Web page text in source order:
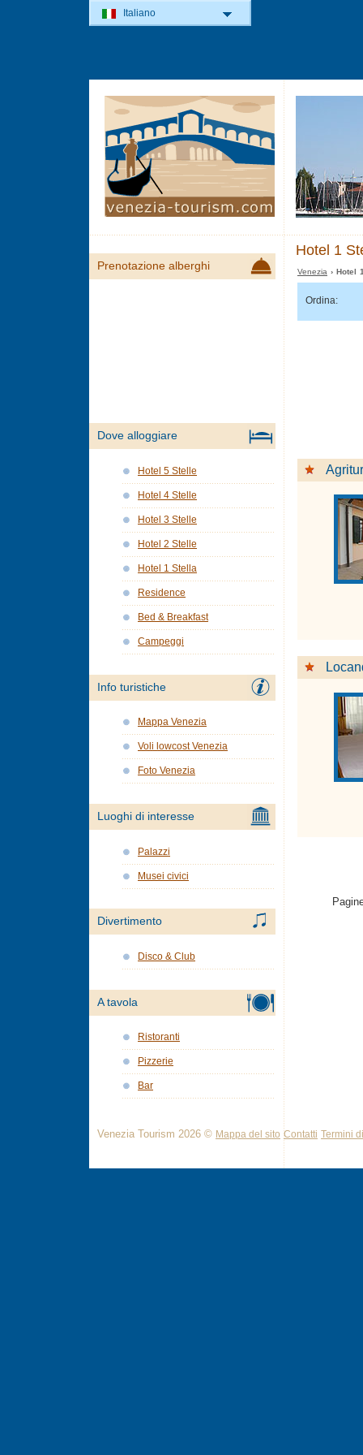
Hotel 1
Venezia › Hotel
Ordina:
Prenotazione alberghi
Dove alloggiare
Hotel 5 Stelle
Hotel 4 Stelle
Hotel 3 Stelle
Hotel 2 Stelle
Hotel 1 Stella
Residence
Bed & Breakfast
Campeggi
Info turistiche
Mappa Venezia
Voli lowcost Venezia
Foto Venezia
Luoghi di interesse
Palazzi
Musei civici
Divertimento
Disco & Club
A tavola
Ristoranti
Pizzerie
Bar
Venezia Tourism 2026 © Mappa del sito Contatti Termini
Italiano